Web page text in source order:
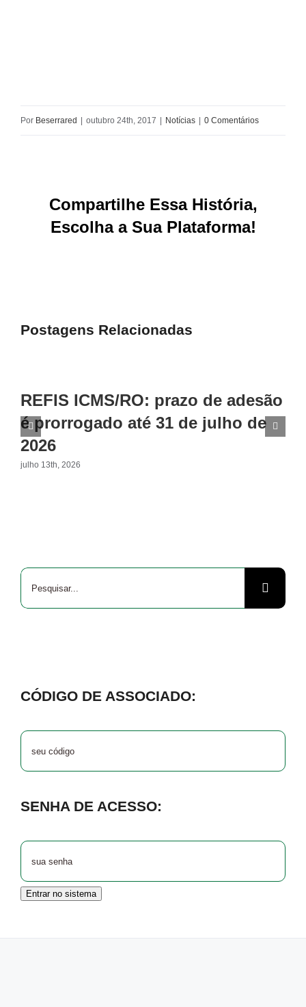
Por Beserrared | outubro 24th, 2017 | Notícias | 0 Comentários
Compartilhe Essa História,
Escolha a Sua Plataforma!
Postagens Relacionadas
REFIS ICMS/RO: prazo de adesão
é prorrogado até 31 de julho de
2026
julho 13th, 2026
Buscar
resultados
CÓDIGO DE ASSOCIADO:
SENHA DE ACESSO:
Entrar no sistema